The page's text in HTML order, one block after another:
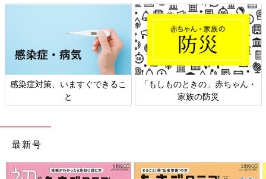
感染症対策、いますぐできるこ
と
「もしものときの」赤ちゃん・
家族の防災
最新号